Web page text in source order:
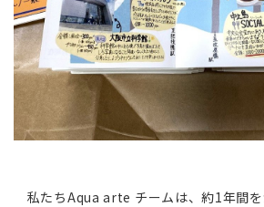
私たちAqua arte チームは、約1年間